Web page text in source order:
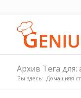
Архив Тега для:
Вы здесь: Домашняя